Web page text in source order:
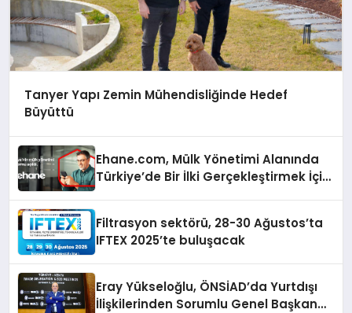
Tanyer Yapı Zemin Mühendisliğinde Hedef
Büyüttü
Ehane.com, Mülk Yönetimi Alanında
Türkiye’de Bir İlki Gerçekleştirmek İçin
Filtrasyon sektörü, 28-30 Ağustos’ta
IFTEX 2025’te buluşacak
Eray Yükseloğlu, ÖNSİAD’da Yurtdışı
İlişkilerinden Sorumlu Genel Başkan